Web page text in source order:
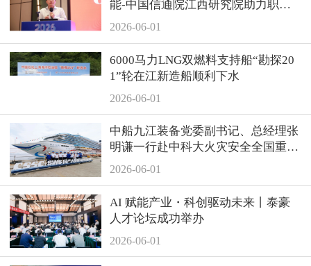
能-中国信通院江西研究院助力职业
教育服务区域产业高质量发展研讨会
2026-06-01
6000马力LNG双燃料支持船“勘探20
1”轮在江新造船顺利下水
2026-06-01
中船九江装备党委副书记、总经理张
明谦一行赴中科大火灾安全全国重点
实验室、上海地区相关单位走访交流
2026-06-01
AI 赋能产业・科创驱动未来丨泰豪
人才论坛成功举办
2026-06-01